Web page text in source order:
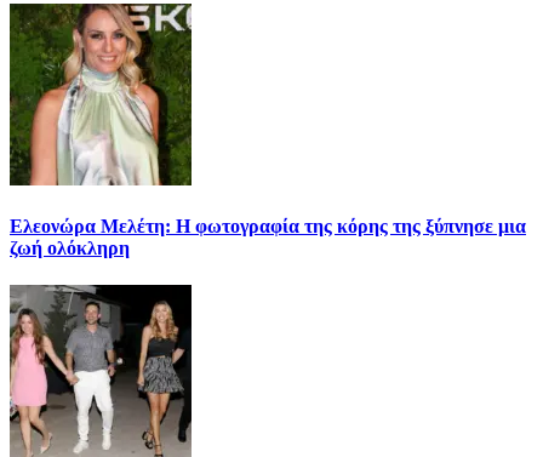
Ελεονώρα Μελέτη: Η φωτογραφία της κόρης της ξύπνησε μια
ζωή ολόκληρη